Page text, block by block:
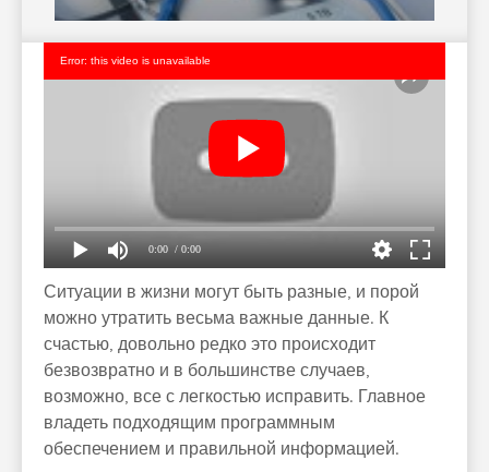
0:00 / 0:00
Error: this video is unavailable
Ситуации в жизни могут быть разные, и порой
можно утратить весьма важные данные. К
счастью, довольно редко это происходит
безвозвратно и в большинстве случаев,
возможно, все с легкостью исправить. Главное
владеть подходящим программным
обеспечением и правильной информацией.